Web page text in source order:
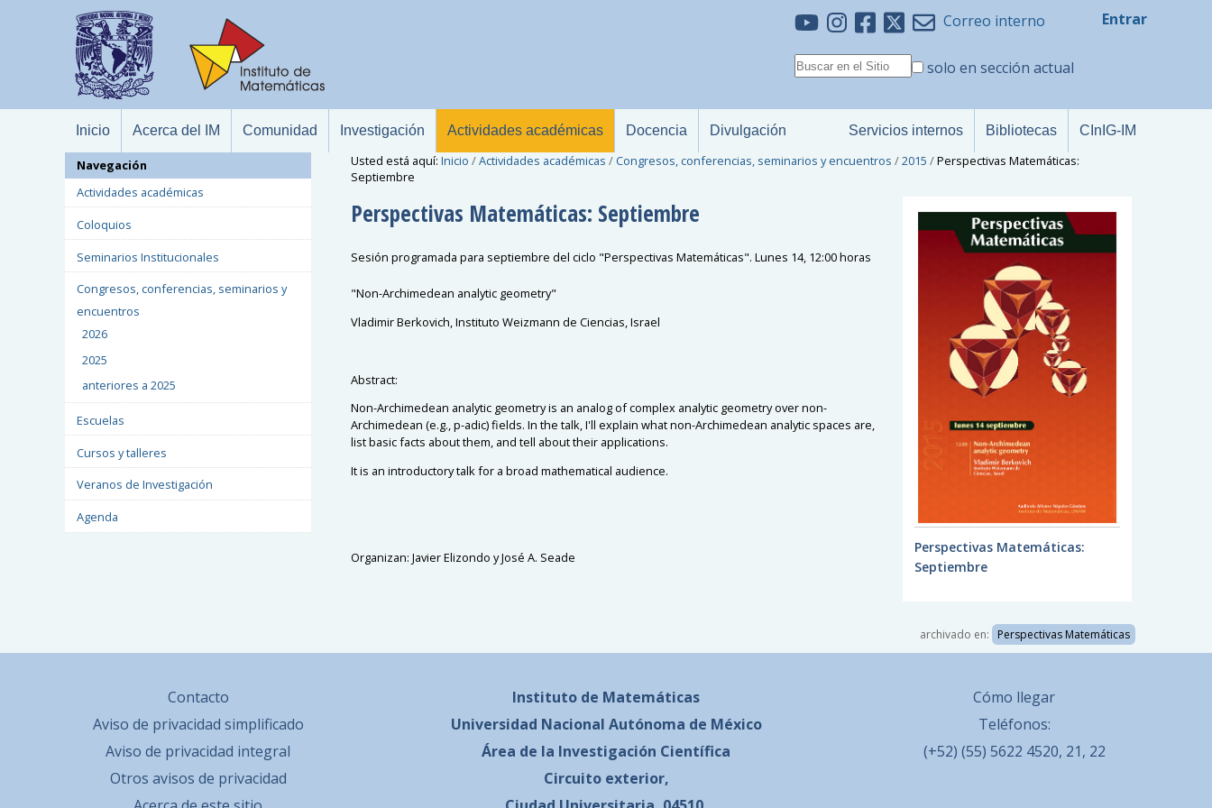
Correo interno
solo en sección actual
Entrar
Inicio Acerca del IM Comunidad Investigación Actividades académicas Docencia Divulgación Servicios internos Bibliotecas CInIG-IM
Usted está aquí: Inicio /Actividades académicas / Congresos, conferencias, seminarios y encuentros /2015 /Perspectivas Matemáticas:
Septiembre
Perspectivas Matemáticas: Septiembre
Sesión programada para septiembre del ciclo "Perspectivas Matemáticas". Lunes 14, 12:00 horas
"Non-Archimedean analytic geometry"
Vladimir Berkovich,Instituto Weizmann de Ciencias, Israel
Abstract:
Non-Archimedean analytic geometry is an analog of complex analytic geometry over non-
Archimedean (e.g., p-adic) fields. In the talk, I'll explain what non-Archimedean analytic spaces are,
list basic facts about them, and tell about their applications.
It is an introductory talk for a broad mathematical audience.
Organizan: Javier Elizondo y José A. Seade
Perspectivas Matemáticas:
Septiembre
archivado en: Perspectivas Matemáticas
Navegación
Actividades académicas
Coloquios
Seminarios Institucionales
Congresos, conferencias, seminarios y
encuentros
2026
2025
anteriores a 2025
Escuelas
Cursos y talleres
Veranos de Investigación
Agenda
Contacto
Aviso de privacidad simplificado
Aviso de privacidad integral
Otros avisos de privacidad
Instituto de Matemáticas
Universidad Nacional Autónoma de México
Área de la Investigación Científica
Circuito exterior,
Cómo llegar
Teléfonos:
(+52) (55) 5622 4520, 21, 22